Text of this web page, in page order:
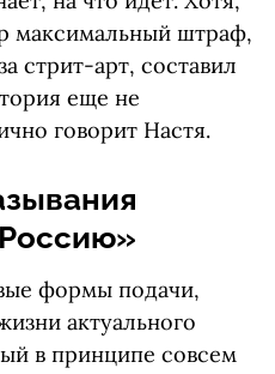
максимальный штраф,
стрит-арт, составил
еще не
говорит Настя.
формы подачи,
актуального
в принципе совсем